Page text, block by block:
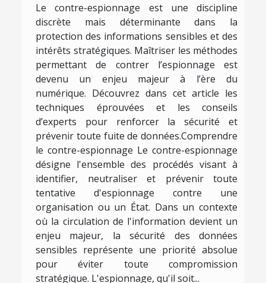
Le contre-espionnage est une discipline
discrète mais déterminante dans la
protection des informations sensibles et des
intérêts stratégiques. Maîtriser les méthodes
permettant de contrer l’espionnage est
devenu un enjeu majeur à l’ère du
numérique. Découvrez dans cet article les
techniques éprouvées et les conseils
d’experts pour renforcer la sécurité et
prévenir toute fuite de données.Comprendre
le contre-espionnage Le contre-espionnage
désigne l'ensemble des procédés visant à
identifier, neutraliser et prévenir toute
tentative d'espionnage contre une
organisation ou un État. Dans un contexte
où la circulation de l'information devient un
enjeu majeur, la sécurité des données
sensibles représente une priorité absolue
pour éviter toute compromission
stratégique. L'espionnage, qu'il soit...